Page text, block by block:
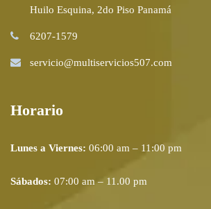
Huilo Esquina, 2do Piso Panamá
6207-1579
servicio@multiservicios507.com
Horario
Lunes a Viernes: 06:00 am – 11:00 pm
Sábados: 07:00 am – 11.00 pm